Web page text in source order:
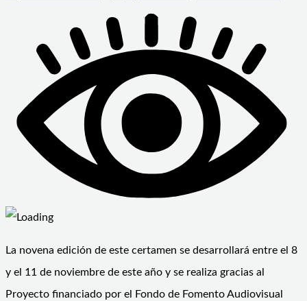
La novena edición de este certamen se desarrollará entre el 8
y el 11 de noviembre de este año y se realiza gracias al
Proyecto financiado por el Fondo de Fomento Audiovisual